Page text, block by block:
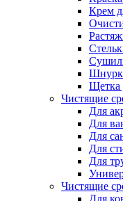
Крем
Щетка
Чистящие
Для
Для
Для
Для
Для
Чистящие
Для